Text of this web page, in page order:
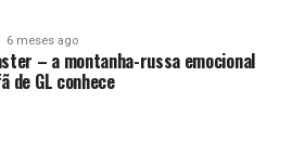
6 meses ago
– a montanha-russa emocional
de GL conhece